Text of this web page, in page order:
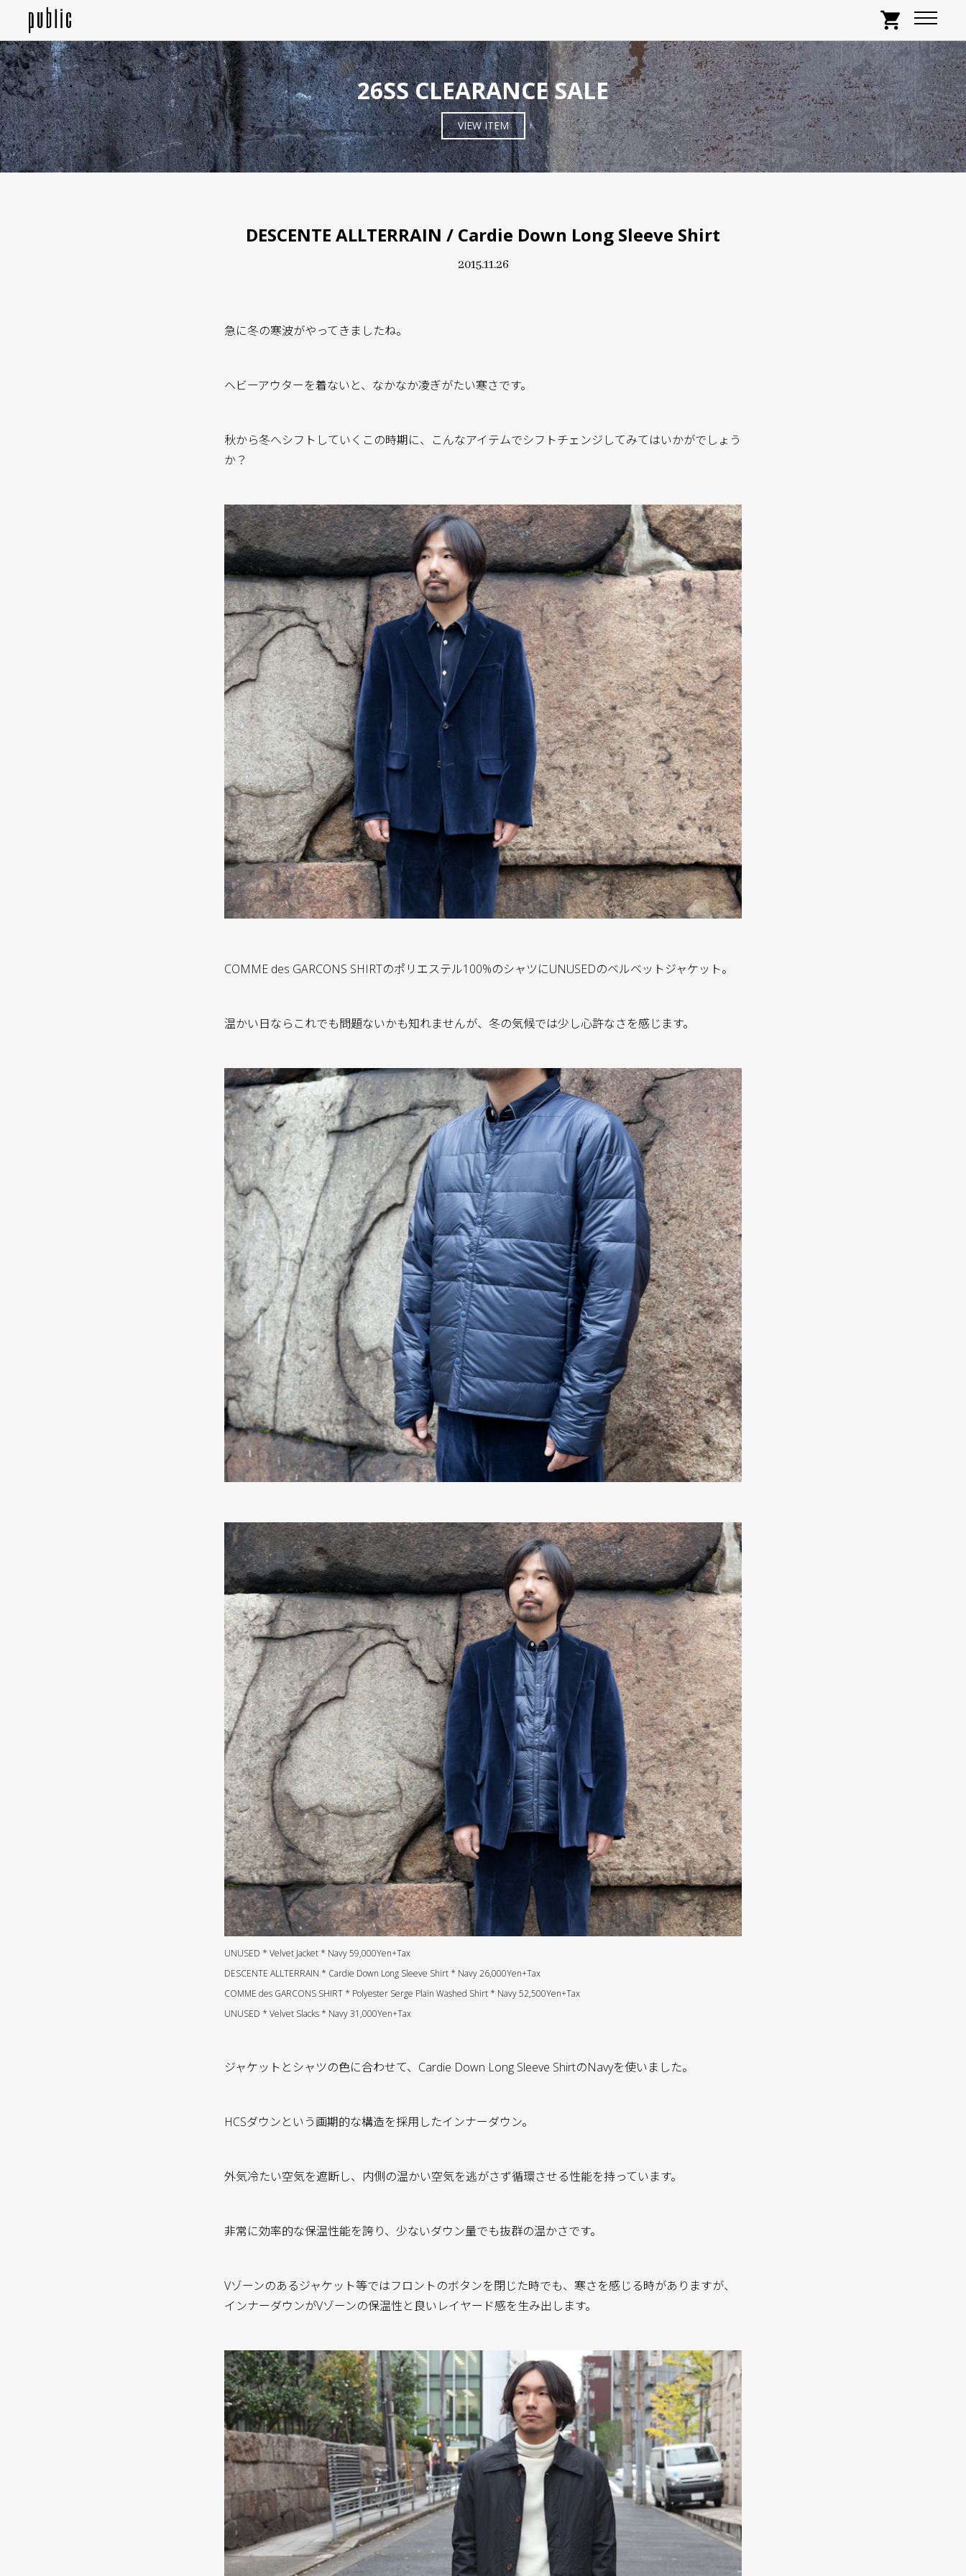
shopping_cart
26SS CLEARANCE SALE
VIEW ITEM
DESCENTE ALLTERRAIN / Cardie Down Long Sleeve Shirt
2015.11.26
急に冬の寒波がやってきましたね。
ヘビーアウターを着ないと、なかなか凌ぎがたい寒さです。
秋から冬へシフトしていくこの時期に、こんなアイテムでシフトチェンジしてみてはいかがでしょう
か？
COMME des GARCONS SHIRTのポリエステル100%のシャツにUNUSEDのベルベットジャケット。
温かい日ならこれでも問題ないかも知れませんが、冬の気候では少し心許なさを感じます。
UNUSED * Velvet Jacket * Navy 59,000Yen+Tax
DESCENTE ALLTERRAIN * Cardie Down Long Sleeve Shirt * Navy 26,000Yen+Tax
COMME des GARCONS SHIRT * Polyester Serge Plain Washed Shirt * Navy 52,500Yen+Tax
UNUSED * Velvet Slacks * Navy 31,000Yen+Tax
ジャケットとシャツの色に合わせて、Cardie Down Long Sleeve ShirtのNavyを使いました。
HCSダウンという画期的な構造を採用したインナーダウン。
外気冷たい空気を遮断し、内側の温かい空気を逃がさず循環させる性能を持っています。
非常に効率的な保温性能を誇り、少ないダウン量でも抜群の温かさです。
Vゾーンのあるジャケット等ではフロントのボタンを閉じた時でも、寒さを感じる時がありますが、
インナーダウンがVゾーンの保温性と良いレイヤード感を生み出します。